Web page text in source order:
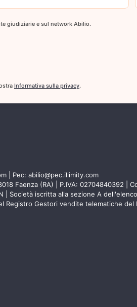
giudiziarie e sul network Abilio.
Informativa sulla privacy.
| Pec: abilio@pec.illimity.com
Faenza (RA) | P.IVA: 02704840392 |
| Società iscritta alla sezione A
Gestori vendite telematiche